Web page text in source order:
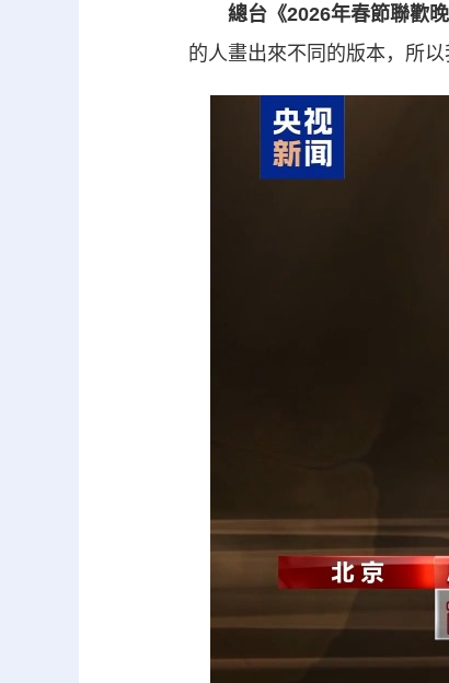
總台《2026年春節聯歡晚
的人畫出來不同的版本，所